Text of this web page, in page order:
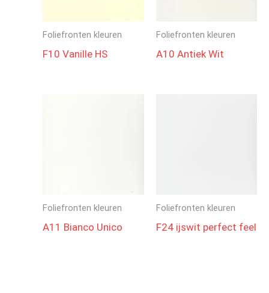
Foliefronten kleuren
F10 Vanille HS
Foliefronten kleuren
A10 Antiek Wit
Foliefronten kleuren
A11 Bianco Unico
Foliefronten kleuren
F24 ijswit perfect feel